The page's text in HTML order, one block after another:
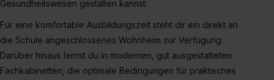
Gesundheitswesen gestalten kannst.
Für eine komfortable Ausbildungszeit steht dir ein direkt an
die Schule angeschlossenes Wohnheim zur Verfügung.
Darüber hinaus lernst du in modernen, gut ausgestatteten
Fachkabinetten, die optimale Bedingungen für praktisches